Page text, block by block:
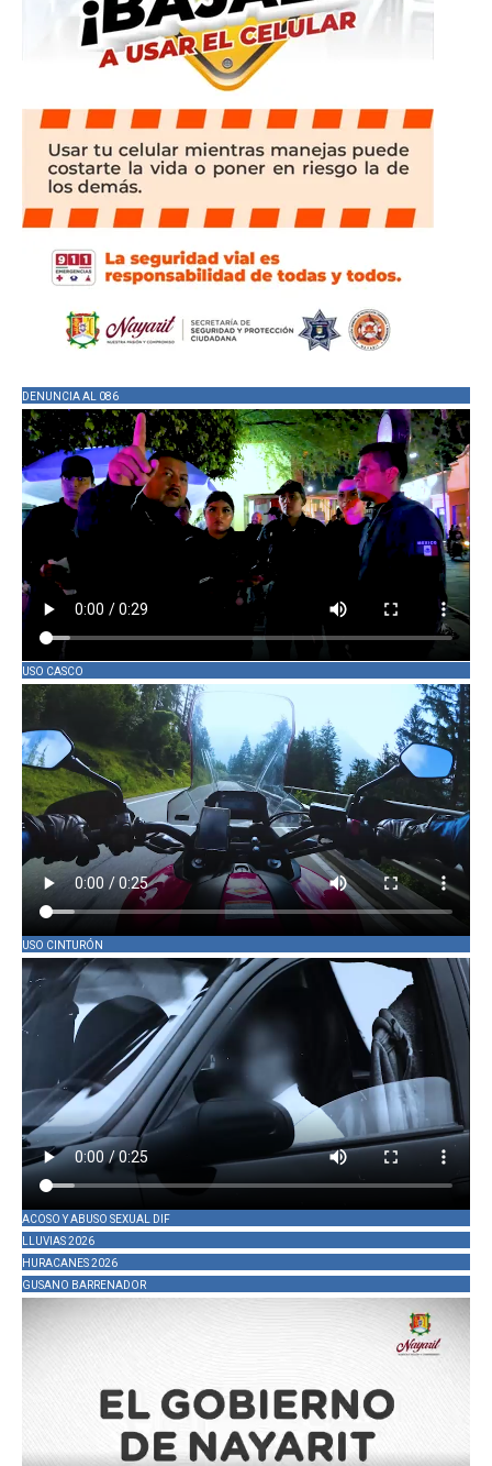
DENUNCIA AL 086
USO CASCO
USO CINTURÓN
ACOSO Y ABUSO SEXUAL DIF
LLUVIAS 2026
HURACANES 2026
GUSANO BARRENADOR